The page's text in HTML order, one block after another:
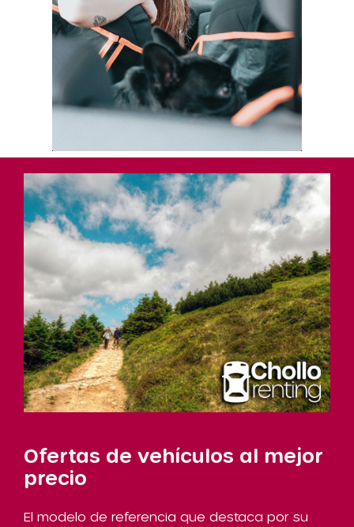
Ofertas de vehículos al mejor
precio
El modelo de referencia que destaca por su